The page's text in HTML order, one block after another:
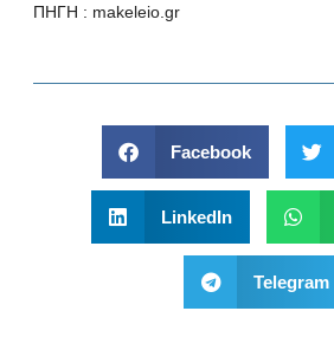
ΠΗΓΗ : makeleio.gr
Facebook
LinkedIn
Telegram